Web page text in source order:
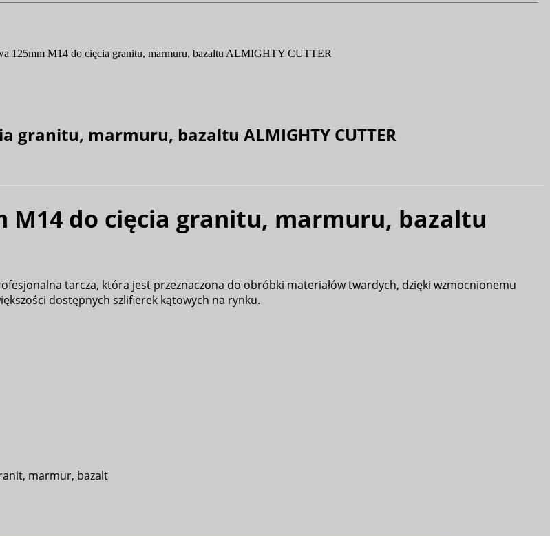
125mm M14 do cięcia granitu, marmuru, bazaltu ALMIGHTY CUTTER
granitu, marmuru, bazaltu ALMIGHTY CUTTER
M14 do cięcia granitu, marmuru, bazaltu
tarcza, która jest przeznaczona do obróbki materiałów twardych, dzięki wzmocnionemu
dostępnych szlifierek kątowych na rynku.
marmur, bazalt